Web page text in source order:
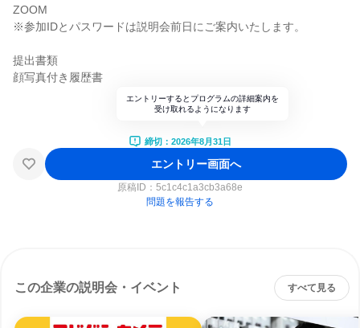
ZOOM
※参加IDとパスワードは説明会前日にご案内いたします。
提出書類
顔写真付き履歴書
エントリーするとプログラムの詳細案内を
受け取れるようになります
締切：2026年8月31日
エントリー画面へ
原稿ID： 5c1c4c1a3cb3a68e
問題を報告する
この企業の説明会・イベント すべて見る